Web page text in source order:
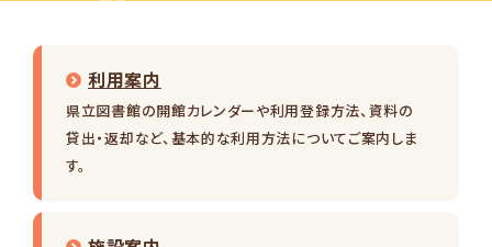
利用案内
県立図書館の開館カレンダーや利用登録方法、資料の
貸出・返却など、基本的な利用方法についてご案内しま
す。